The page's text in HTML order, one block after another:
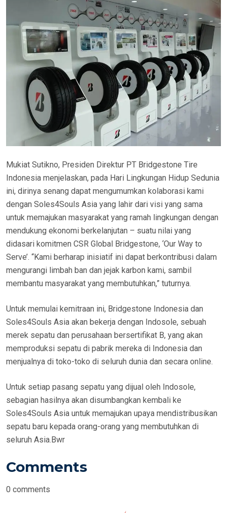
Mukiat Sutikno, Presiden Direktur PT Bridgestone Tire
Indonesia menjelaskan, pada Hari Lingkungan Hidup Sedunia
ini, dirinya senang dapat mengumumkan kolaborasi kami
dengan Soles4Souls Asia yang lahir dari visi yang sama
untuk memajukan masyarakat yang ramah lingkungan dengan
mendukung ekonomi berkelanjutan – suatu nilai yang
didasari komitmen CSR Global Bridgestone, ‘Our Way to
Serve’. “Kami berharap inisiatif ini dapat berkontribusi dalam
mengurangi limbah ban dan jejak karbon kami, sambil
membantu masyarakat yang membutuhkan,” tuturnya.
Untuk memulai kemitraan ini, Bridgestone Indonesia dan
Soles4Souls Asia akan bekerja dengan Indosole, sebuah
merek sepatu dan perusahaan bersertifikat B, yang akan
memproduksi sepatu di pabrik mereka di Indonesia dan
menjualnya di toko-toko di seluruh dunia dan secara online.
Untuk setiap pasang sepatu yang dijual oleh Indosole,
sebagian hasilnya akan disumbangkan kembali ke
Soles4Souls Asia untuk memajukan upaya mendistribusikan
sepatu baru kepada orang-orang yang membutuhkan di
seluruh Asia.Bwr
Comments
0 comments